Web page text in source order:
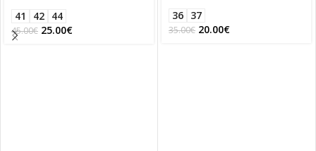
41
42 44
45.00€ 25.00€
36 37
35.00€ 20.00€